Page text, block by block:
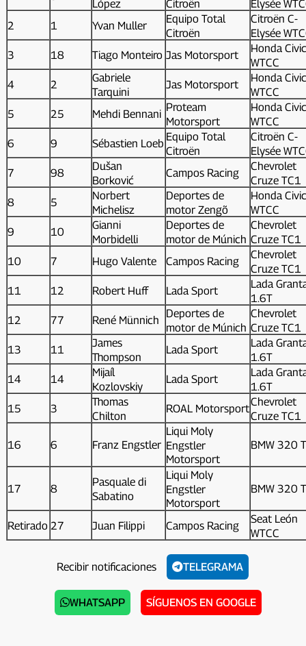
López Citroën
Elysée
2
1 Yvan Muller
Equipo Total
Citroën
Citroën C-
Elysée
3
18 Tiago Monteiro Jas Motorsport
Honda Civic
WTCC
4
2
Gabriele
Tarquini
Jas Motorsport
Honda Civic
WTCC
5
25 Mehdi Bennani
Proteam
Motorsport
Honda Civic
WTCC
6
9 Sébastien Loeb
Equipo Total
Citroën
Citroën C-
Elysée
7
98
Dušan
Borković
Campos Racing
Chevrolet
Cruze TC1
8
5
Norbert
Michelisz
Deportes de
motor Zengõ
Honda Civic
WTCC
9
10
Gianni
Morbidelli
Deportes de
motor de Múnich
Chevrolet
Cruze TC1
10
7 Hugo Valente Campos Racing
Chevrolet
Cruze TC1
11
12 Robert Huff Lada Sport
Lada
1.6T
12
77 René Münnich
Deportes de
motor de Múnich
Chevrolet
Cruze TC1
13
11
James
Thompson
Lada Sport
Lada
1.6T
14
14
Mijaíl
Kozlovskiy
Lada Sport
Lada
1.6T
15
3
Thomas
Chilton
ROAL Motorsport
Chevrolet
Cruze TC1
16 6 Franz Engstler
Liqui Moly
Engstler
Motorsport
BMW 320
17 8
Pasquale di
Sabatino
Liqui Moly
Engstler
Motorsport
BMW 320
Retirado 27 Juan Filippi Campos Racing
Seat León
WTCC
Recibir notificaciones TELEGRAMA
WHATSAPP SÍGUENOS EN GOOGLE